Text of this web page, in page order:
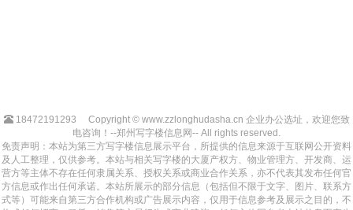
18472191293
Copyright © www.zzlonghudasha.cn 企业办公选址，欢迎您致
电咨询！--郑州写字楼信息网-- All rights reserved.
免责声明：本站为第三方写字楼信息展示平台，所提供的信息来源于互联网公开资料
及人工整理，仅供参考。本站与相关写字楼的大厦产权方、物业管理方、开发商、运
营方等主体不存在任何隶属关系、授权关系或商业合作关系，亦不代表其发布任何官
方信息或作出任何承诺。本站所展示的部分信息（包括但不限于文字、图片、联系方
式等）可能来自第三方合作机构或广告展示内容，仅用于信息参考及展示之目的，不